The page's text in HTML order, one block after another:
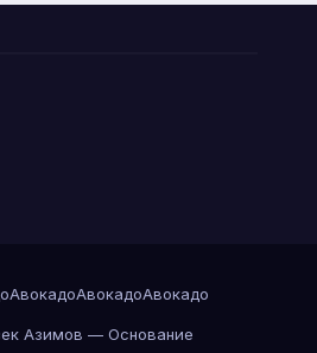
АвокадоАвокадоАвокадо
Азимов — Основание